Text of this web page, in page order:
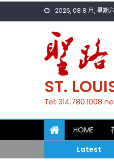
2026, 08 8 月, 星期
ST.
Tel: 314.780.1008
HOME
Latest